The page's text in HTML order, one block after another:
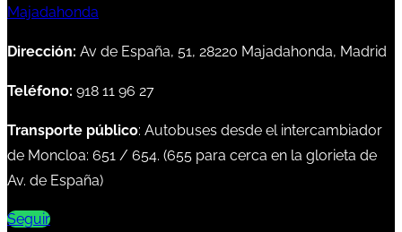
Dirección: Av de España, 51, 28220 Majadahonda, Madrid
Teléfono: 918 11 96 27
Transporte público: Autobuses desde el intercambiador
de Moncloa: 651 / 654. (655 para cerca en la glorieta de
Av. de España)
Seguir